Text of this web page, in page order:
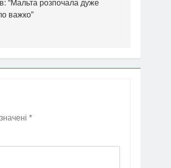
“Мальта розпочала дуже
важко”
*